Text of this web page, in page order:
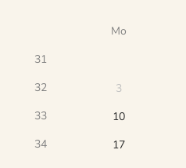
Mo
31
32
3
33
10
34
17